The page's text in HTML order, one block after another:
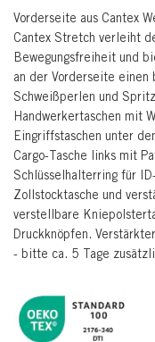
Vorderseite aus Cantex
Cantex Stretch verleiht
Bewegungsfreiheit und
an der Vorderseite einen
Schweißperlen und
Handwerkertaschen mit
Eingriffstaschen unter
Cargo-Tasche links mit
Schlüsselhalterring für
Zollstocktasche und
verstellbare
Druckknöpfen.
- bitte ca. 5 Tage